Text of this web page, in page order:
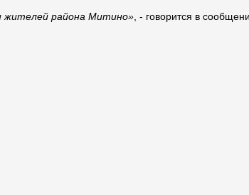
жителей района Митино» , - говорится в